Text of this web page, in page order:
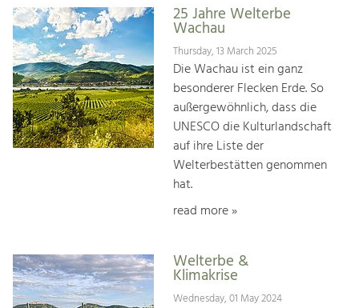
25 Jahre Welterbe
Wachau
Thursday, 13 March 2025
Die Wachau ist ein ganz
besonderer Flecken Erde. So
außergewöhnlich, dass die
UNESCO die Kulturlandschaft
auf ihre Liste der
Welterbestätten genommen
hat.
read more »
Welterbe &
Klimakrise
Wednesday, 01 May 2024